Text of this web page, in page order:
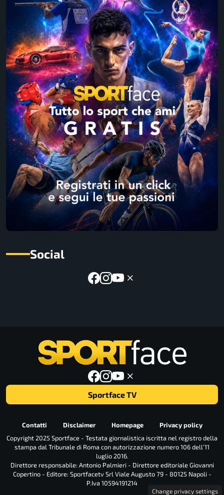
Social
Sportface TV
Contatti Disclaimer Homepage
Privacy policy
Copyright 2025 Sportface - Testata giornalistica iscritta nel registro della
stampa dal Tribunale di Roma con autorizzazione numero 106 dell’11
luglio 2016.
Direttore responsabile: Antonio Palmieri - Direttore editoriale Giovanni
Copertino - Editore: Sportfacetv Srl Viale Augusto 79 - 80125 Napoli -
P.Iva 10594191214
Change privacy settings